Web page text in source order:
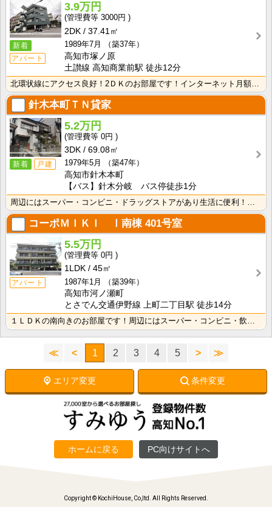
新着
アパート
3.9万円
3000円
2DK
37.41㎡
1989年7月
（築37年）
高知市塚ノ原
土讃線 高知商業前駅 徒歩12分
針木本町ＴＮ貸家
新着 戸建
5.2万円
0円
3DK
69.08㎡
1979年5月
（築47年）
高知市針木本町
【バス】針木分岐 バス停徒歩1分
周辺にはスーパー・コンビニ・ドラッグストアがあり生活に便利！落ち着く和室の戸建てタイプのお部屋です♪･･･
コーポＭＩＫＩ Ⅰ南棟401号室
アパート
5.5万円
0円
1LDK
45㎡
1987年1月
（築39年）
高知市河ノ瀬町
とさでん交通伊野線 上町二丁目駅 徒歩14分
１ＬＤＫの南向きのお部屋です！周辺にはスーパー・コンビニ・飲食店などがあり便利な立地です！
≪ < 1 2 3 4 5 > ≫
エリア変更 条件変更
ホームに戻る PC向けサイトへ
Copyright © KochiHouse, Co,ltd. All Rights Reserved.